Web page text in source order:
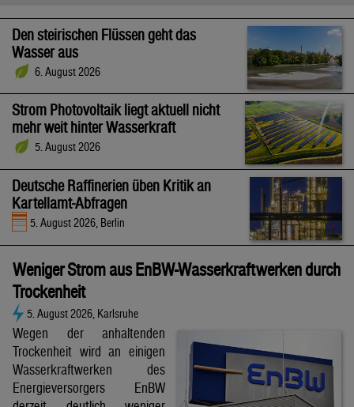
Den steirischen Flüssen geht das
Wasser aus
6. August 2026
Strom Photovoltaik liegt aktuell nicht
mehr weit hinter Wasserkraft
5. August 2026
Deutsche Raffinerien üben Kritik an
Kartellamt-Abfragen
5. August 2026, Berlin
Weniger Strom aus EnBW-Wasserkraftwerken durch
Trockenheit
5. August 2026, Karlsruhe
Wegen der anhaltenden
Trockenheit wird an einigen
Wasserkraftwerken des
Energieversorgers EnBW